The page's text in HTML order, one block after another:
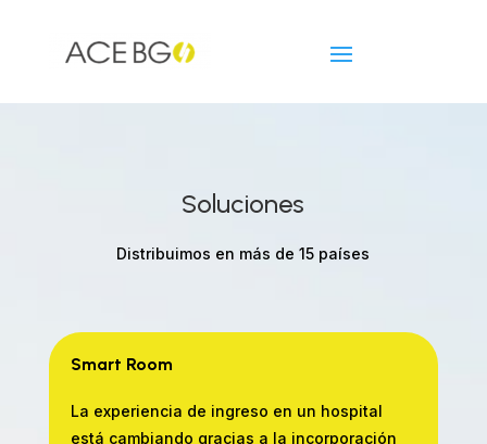
Soluciones
Distribuimos en más de 15 países
Smart Room
La experiencia de ingreso en un hospital
está cambiando gracias a la incorporación